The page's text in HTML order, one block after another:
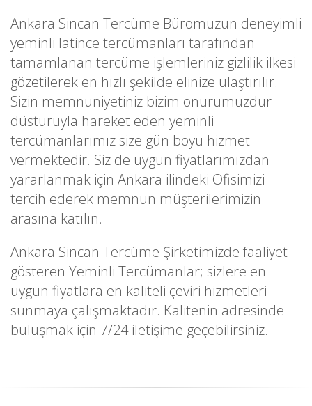
Ankara Sincan Tercüme Büromuzun deneyimli
yeminli latince tercümanları tarafından
tamamlanan tercüme işlemleriniz gizlilik ilkesi
gözetilerek en hızlı şekilde elinize ulaştırılır.
Sizin memnuniyetiniz bizim onurumuzdur
düsturuyla hareket eden yeminli
tercümanlarımız size gün boyu hizmet
vermektedir. Siz de uygun fiyatlarımızdan
yararlanmak için Ankara ilindeki Ofisimizi
tercih ederek memnun müşterilerimizin
arasına katılın.
Ankara Sincan Tercüme Şirketimizde faaliyet
gösteren Yeminli Tercümanlar; sizlere en
uygun fiyatlara en kaliteli çeviri hizmetleri
sunmaya çalışmaktadır. Kalitenin adresinde
buluşmak için 7/24 iletişime geçebilirsiniz.